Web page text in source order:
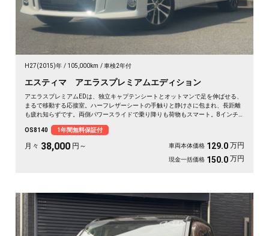
H27(2015)年 105,000km 車検2年付
エスティマ アエラスプレミアムエディション
アエラスプレミアムEDは、独立キャプテンシートとオットマンで足を伸ばせる、
まるで移動する応接室。ハーフレザーシートの手触りと静けさに包まれ、長距離
も疲れ知らずです。両側パワースライドで乗り降りも荷物もスマート。8インチ
パールの艶やかなボディが週末を格上げしてくれます。心地よさで選ぶなら《1
年保証付》💺✨🚗🎵💎
OS8140 1年間無料保証付
月々 38,000 円～ 車両本体価格 129.0 万円
現金一括価格 150.0 万円